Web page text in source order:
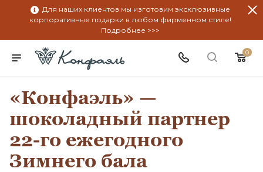
Для наших клиентов мы изготовим эксклюзивные
корпоративные подарки в любом фирменном стиле!
Подробнее >>>
0
«Конфаэль» —
шоколадный партнер
22-го ежегодного
Зимнего бала